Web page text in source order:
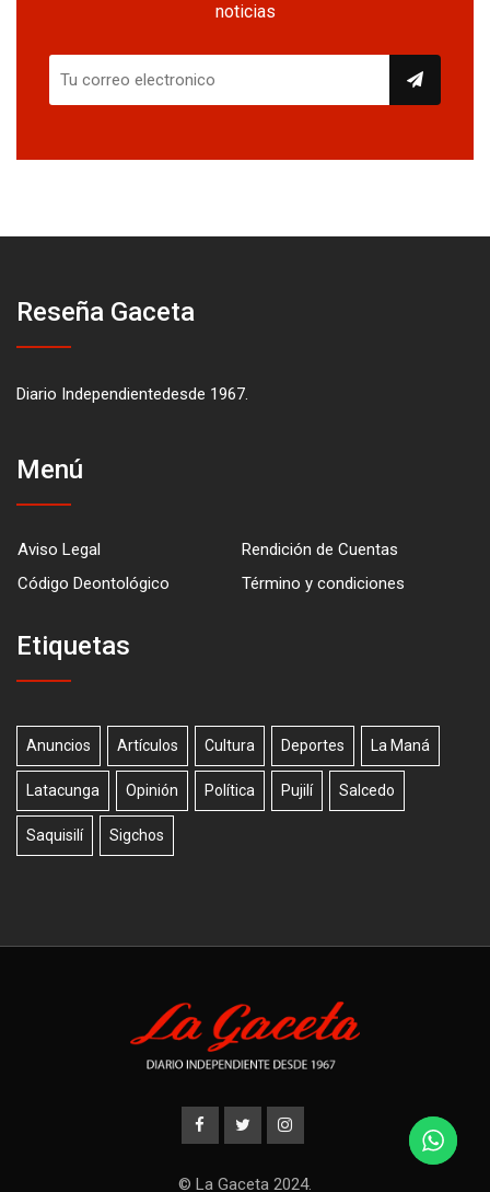
noticias
Reseña Gaceta
Diario Independientedesde 1967.
Menú
Aviso Legal
Rendición de Cuentas
Código Deontológico
Término y condiciones
Etiquetas
Anuncios Artículos Cultura Deportes La Maná
Latacunga Opinión Política Pujilí Salcedo
Saquisilí Sigchos
© La Gaceta 2024.